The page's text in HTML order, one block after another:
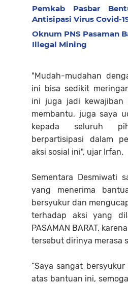
Pemkab Pasbar
Antisipasi Virus Covid-
Oknum PNS Pasaman
Illegal Mining
"Mudah-mudahan
ini bisa sedikit
ini juga jadi kewajiban
membantu, juga saya
kepada seluruh
berpartisipasi dalam
aksi sosial ini", ujar Irfan.
Sementara Desmiwati
yang menerima
bersyukur dan
terhadap aksi yang
PASAMAN BARAT,
tersebut dirinya merasa
“Saya sangat
atas bantuan ini,